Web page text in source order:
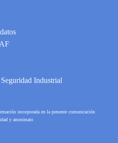
Industrial
incorporada en la presente comunicación
y anonimato